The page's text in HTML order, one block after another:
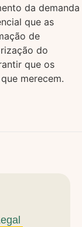
da demanda
que as
de
do
que os
merecem.